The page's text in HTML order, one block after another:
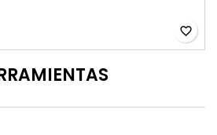
favorite_border